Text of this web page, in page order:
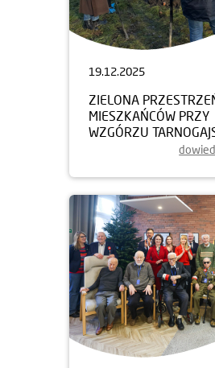
19.12.2025
ZIELONA
MIESZKAŃCÓW PRZY
WZGÓRZU